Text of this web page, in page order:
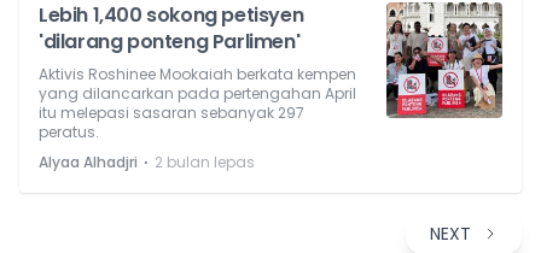
Lebih 1,400 sokong petisyen
'dilarang ponteng Parlimen'
Aktivis Roshinee Mookaiah berkata kempen
yang dilancarkan pada pertengahan April
itu melepasi sasaran sebanyak 297
peratus.
Alyaa Alhadjri ⋅ 2 bulan lepas
NEXT